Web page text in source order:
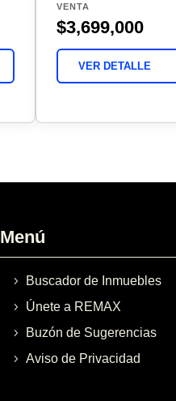
VENTA
$3,699,000
VER DETALLE
Menú
Buscador de Inmuebles
Únete a REMAX
Buzón de Sugerencias
Aviso de Privacidad